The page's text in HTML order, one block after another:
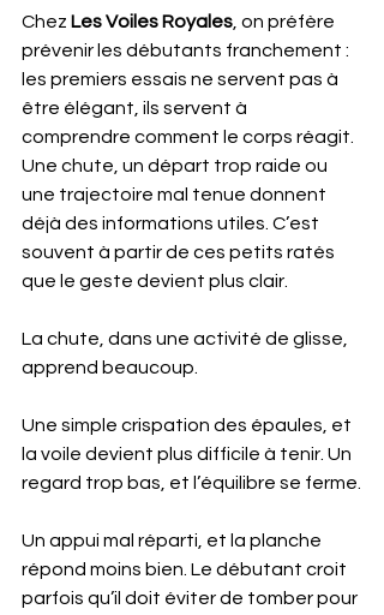
Chez Les Voiles Royales , on préfère
prévenir les débutants franchement :
les premiers essais ne servent pas à
être élégant, ils servent à
comprendre comment le corps réagit.
Une chute, un départ trop raide ou
une trajectoire mal tenue donnent
déjà des informations utiles. C’est
souvent à partir de ces petits ratés
que le geste devient plus clair.
La chute, dans une activité de glisse,
apprend beaucoup.
Une simple crispation des épaules, et
la voile devient plus difficile à tenir. Un
regard trop bas, et l’équilibre se ferme.
Un appui mal réparti, et la planche
répond moins bien. Le débutant croit
parfois qu’il doit éviter de tomber pour